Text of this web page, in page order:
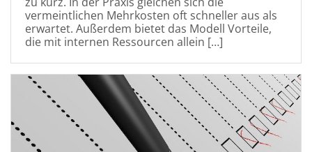
vermeintlichen Mehrkosten oft schneller aus als
erwartet. Außerdem bietet das Modell Vorteile,
die mit internen Ressourcen allein […]